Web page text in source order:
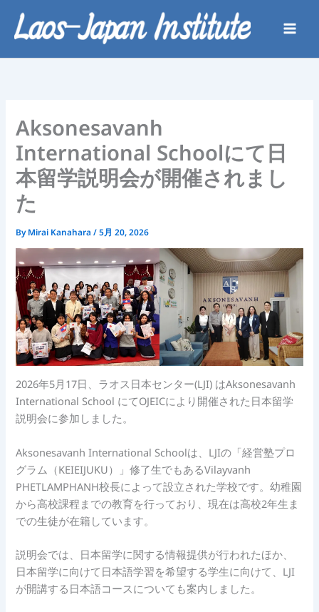
ス
Aksonesavanh
International Schoolにて日
本留学説明会が開催されまし
た
ByMirai Kanahara/5月 20, 2026
2026年5月17日、ラオス日本センター(LJI) はAksonesavanh
International School にてOJEICにより開催された日本留学
説明会に参加しました。
Aksonesavanh International Schoolは、LJIの「経営塾プロ
グラム（KEIEIJUKU）」修了生でもあるVilayvanh
PHETLAMPHANH校長によって設立された学校です。幼稚園
から高校課程までの教育を行っており、現在は高校2年生ま
での生徒が在籍しています。
説明会では、日本留学に関する情報提供が行われたほか、
日本留学に向けて日本語学習を希望する学生に向けて、LJI
が開講する日本語コースについても案内しました。